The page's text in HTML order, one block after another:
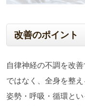
改善のポイント
自律神経の不調を改
ではなく、全身を整え
姿勢・呼吸・循環と